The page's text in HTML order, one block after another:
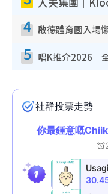
4
5